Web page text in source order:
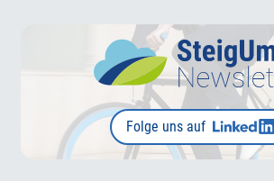
Folge uns auf